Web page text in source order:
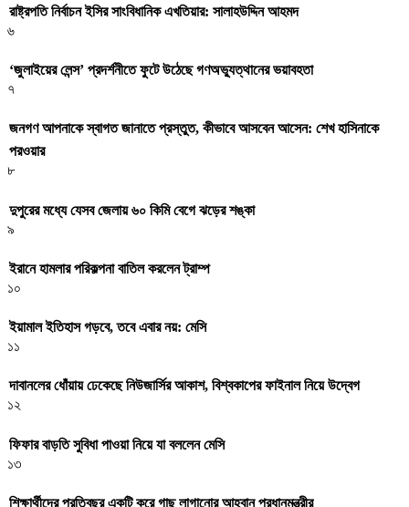
রাষ্ট্রপতি নির্বাচন ইসির সাংবিধানিক এখতিয়ার: সালাহউদ্দিন আহমদ
৬
‘জুলাইয়ের লেন্স’ প্রদর্শনীতে ফুটে উঠেছে গণঅভ্যুত্থানের ভয়াবহতা
৭
জনগণ আপনাকে স্বাগত জানাতে প্রস্তুত, কীভাবে আসবেন আসেন: শেখ হাসিনাকে
পরওয়ার
৮
দুপুরের মধ্যে যেসব জেলায় ৬০ কিমি বেগে ঝড়ের শঙ্কা
৯
ইরানে হামলার পরিকল্পনা বাতিল করলেন ট্রাম্প
১০
ইয়ামাল ইতিহাস গড়বে, তবে এবার নয়: মেসি
১১
দাবানলের ধোঁয়ায় ঢেকেছে নিউজার্সির আকাশ, বিশ্বকাপের ফাইনাল নিয়ে উদ্বেগ
১২
ফিফার বাড়তি সুবিধা পাওয়া নিয়ে যা বললেন মেসি
১৩
শিক্ষার্থীদের প্রতিবছর একটি করে গাছ লাগানোর আহ্বান প্রধানমন্ত্রীর